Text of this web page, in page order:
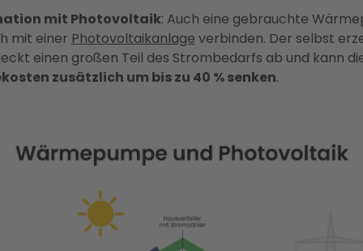
mit Photovoltaik: Auch eine gebrauchte
mit einer Photovoltaikanlage verbinden. Der selbst
einen großen Teil des Strombedarfs ab und kann
zusätzlich um bis zu 40 % senken.